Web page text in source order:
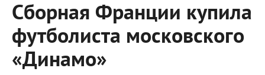
Сборная Франции купила
футболиста московского
«Динамо»